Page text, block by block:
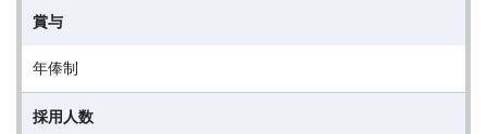
賞与
年俸制
採用人数